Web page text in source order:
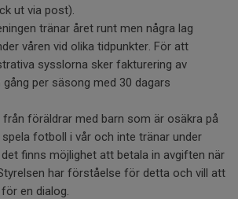
ut via post).
tränar året runt men några lag
våren vid olika tidpunkter. För att
sysslorna sker fakturering av
per säsong med 30 dagars
föräldrar med barn som är osäkra på
fotboll i vår och inte tränar under
finns möjlighet att betala in avgiften när
har förståelse för detta och vill att
en dialog.